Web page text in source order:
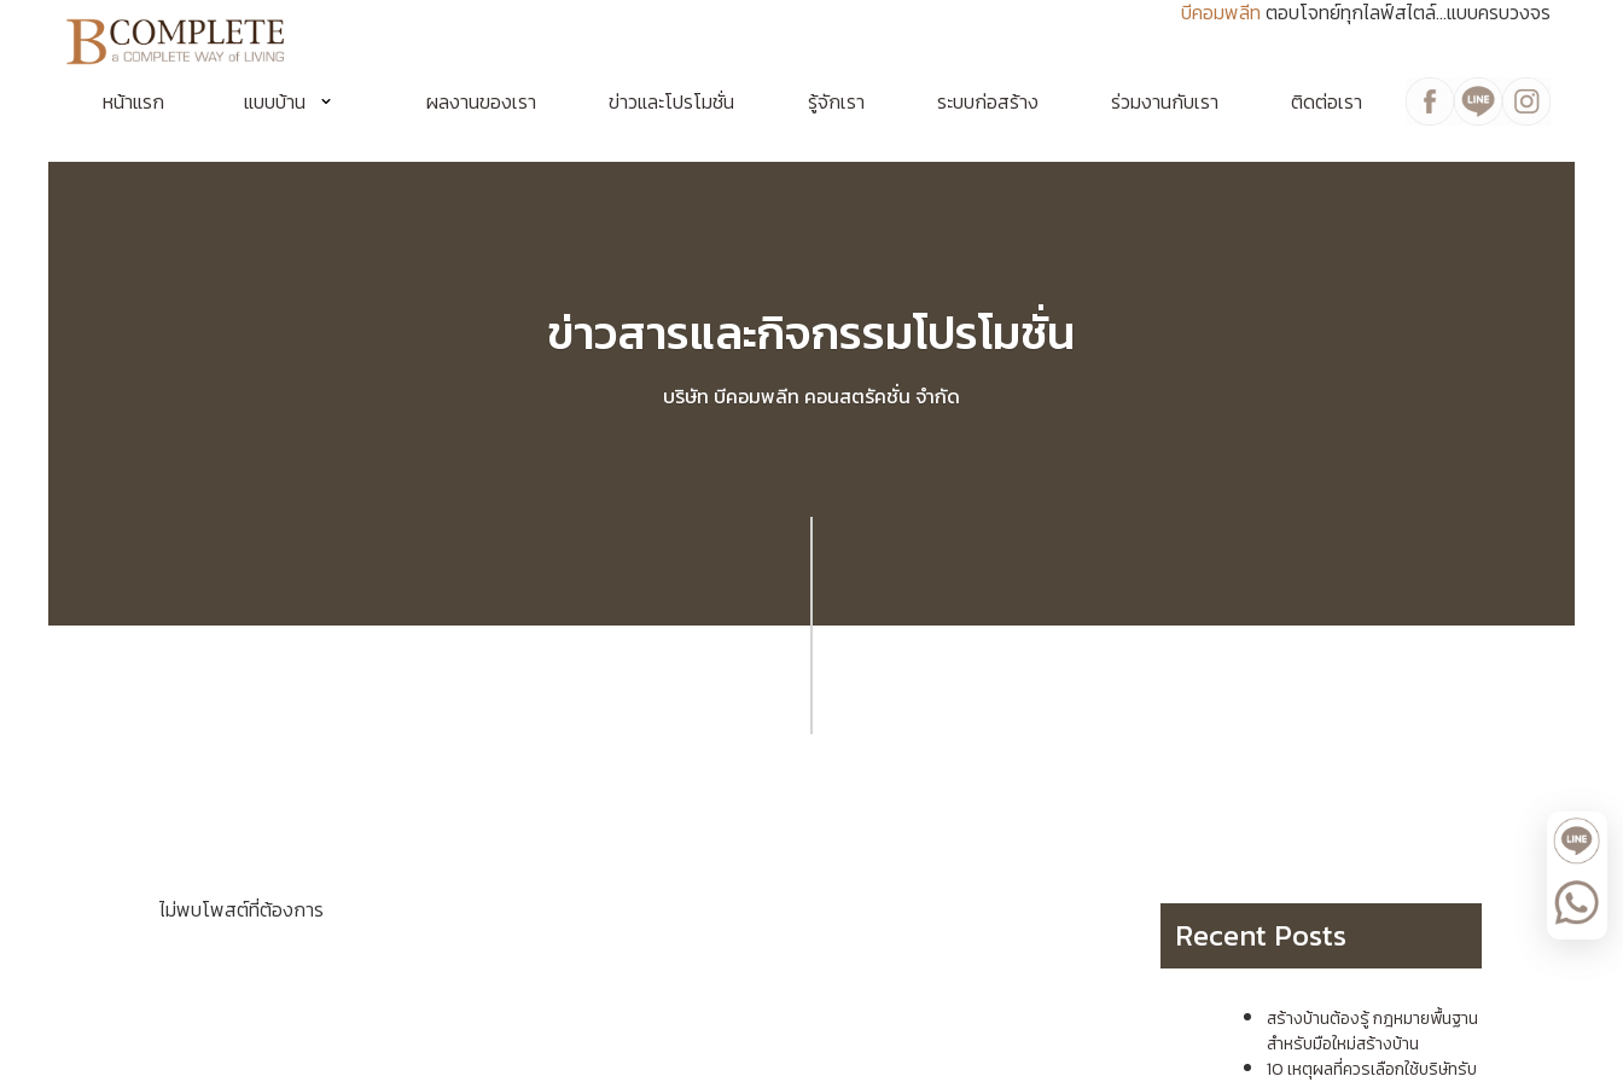
บีคอมพลีท ตอบโจทย์ทุกไลฟ์สไตล์...แบบครบวงจร
หน้าแรก แบบบ้าน ผลงานของเรา ข่าวและโปรโมชั่น รู้จักเรา ระบบก่อสร้าง ร่วมงานกับเรา ติดต่อเรา
ข่าวสารและกิจกรรมโปรโมชั่น
บริษัท บีคอมพลีท คอนสตรัคชั่น จำกัด
ไม่พบโพสต์ที่ต้องการ
Recent Posts
สร้างบ้านต้องรู้ กฎหมายพื้นฐาน
สำหรับมือใหม่สร้างบ้าน
10 เหตุผลที่ควรเลือกใช้บริษัทรับ